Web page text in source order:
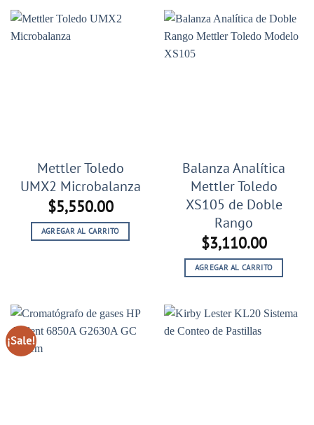
Mettler Toledo
UMX2 Microbalanza
$5,550.00
AGREGAR AL CARRITO
Balanza Analítica
Mettler Toledo
XS105 de Doble
Rango
$3,110.00
AGREGAR AL CARRITO
¡Sale!